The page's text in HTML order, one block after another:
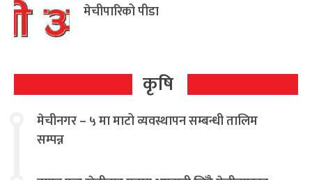
मेचीपारिको पीडा
कृषि
मेचीनगर – ५ मा माटो व्यवस्थापन सम्बन्धी तालिम
सम्पन्न